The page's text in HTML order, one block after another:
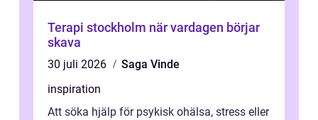
Terapi stockholm när vardagen börjar
skava
30 juli 2026
Saga Vinde
inspiration
Att söka hjälp för psykisk ohälsa, stress eller